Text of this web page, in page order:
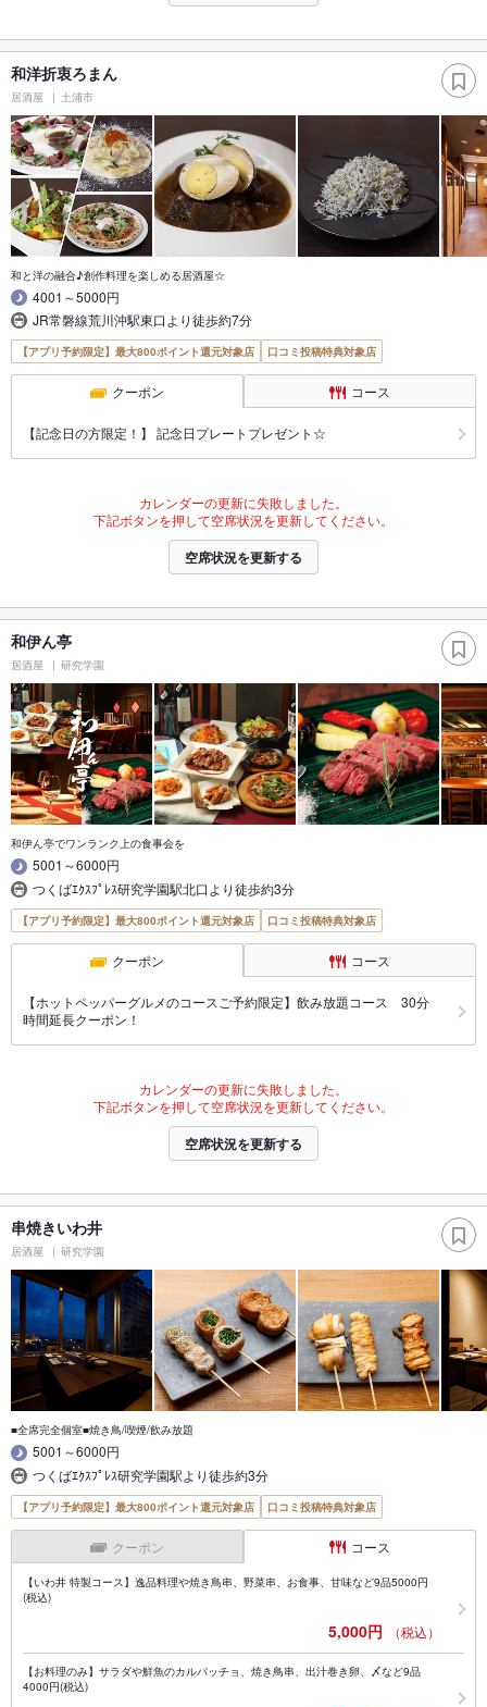
和洋折衷ろまん
居酒屋 土浦市
和と洋の融合♪創作料理を楽しめる居酒屋☆
4001～5000円
JR常磐線荒川沖駅東口より徒歩約7分
【アプリ予約限定】最大800ポイント還元対象店 口コミ投稿特典対象店
クーポン コース
【記念日の方限定！】 記念日プレートプレゼント☆
カレンダーの更新に失敗しました。
下記ボタンを押して空席状況を更新してください。
空席状況を更新する
和伊ん亭
居酒屋 研究学園
和伊ん亭でワンランク上の食事会を
5001～6000円
つくばｴｸｽﾌﾟﾚｽ研究学園駅北口より徒歩約3分
【アプリ予約限定】最大800ポイント還元対象店 口コミ投稿特典対象店
クーポン コース
【ホットペッパーグルメのコースご予約限定】飲み放題コース 30分
時間延長クーポン！
カレンダーの更新に失敗しました。
下記ボタンを押して空席状況を更新してください。
空席状況を更新する
串焼きいわ井
居酒屋 研究学園
■全席完全個室■焼き鳥/喫煙/飲み放題
5001～6000円
つくばｴｸｽﾌﾟﾚｽ研究学園駅より徒歩約3分
【アプリ予約限定】最大800ポイント還元対象店 口コミ投稿特典対象店
クーポン コース
【いわ井 特製コース】逸品料理や焼き鳥串、野菜串、お食事、甘味など9品5000円
(税込)
5,000円 （税込）
【お料理のみ】サラダや鮮魚のカルパッチョ、焼き鳥串、出汁巻き卵、〆など9品
4000円(税込)